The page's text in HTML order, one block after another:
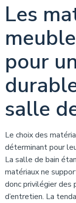
Les
pour
salle
Le choix des
déterminant pour
La salle de bain
matériaux ne
donc privilégier
d’entretien. La